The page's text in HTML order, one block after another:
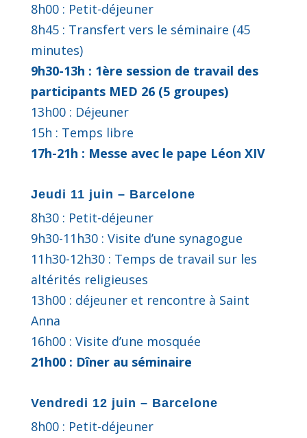
8h00 : Petit-déjeuner
8h45 : Transfert vers le séminaire (45
minutes)
9h30-13h : 1ère session de travail des
participants MED 26 (5 groupes)
13h00 : Déjeuner
15h : Temps libre
17h-21h : Messe avec le pape Léon XIV
Jeudi 11 juin – Barcelone
8h30 : Petit-déjeuner
9h30-11h30 : Visite d’une synagogue
11h30-12h30 : Temps de travail sur les
altérités religieuses
13h00 : déjeuner et rencontre à Saint
Anna
16h00 : Visite d’une mosquée
21h00 : Dîner au séminaire
Vendredi 12 juin – Barcelone
8h00 : Petit-déjeuner